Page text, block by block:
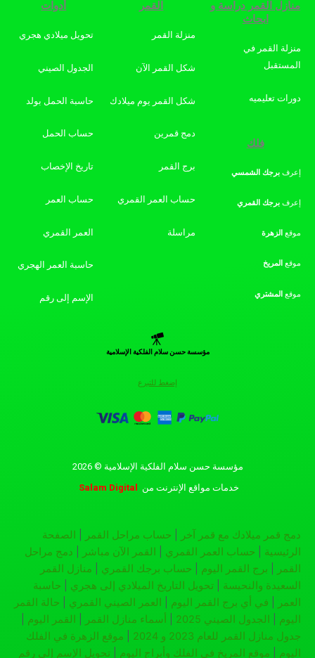
منازل القمر دراسة و
ابحاث
منزلة القمر في
المستقبل
دورات تعليميه
فلك
إعرف برجك الشمسي
إعرف برجك القمري
موقع الزهرة
موقع المريخ
موقع المشتري
القمر
منزلة القمر
شكل القمر الآن
شكل القمر يوم ميلادك
دمج قمرين
برج القمر
حساب العمر القمري
مراسلة
أدوات
تحويل ميلادي هجري
الجدول الصيني
حاسبة الحمل بولد
حساب الحمل
تاريخ الإخصاب
حساب العمر
العمر القمري
حاسبة العمر الهجري
الإسم إلى رقم
مؤسسة حسن سلام الفلكية الإسلامية
إضغط للتبرع
مؤسسة حسن سلام الفلكية الإسلامية © 2026
خدمات مواقع الإنترنت من Salam Digital
دمج قمر ميلادك مع قمر آخر حساب مراحل القمر
الصفحة
الرئيسية
حساب العمر القمري القمر الآن مباشر
دمج مراحل
القمر
برج القمر اليوم حساب برجك القمري
منازل القمر
السعيدة والنحيسة
تحويل التاريخ الميلادي إلى هجري
حاسبة
العمر
في أي برج القمر اليوم العمر الصيني القمري
حالة القمر
اليوم
الجدول الصيني 2025 أسماء منازل القمر القمر اليوم
جدول منازل القمر للعام 2023 و 2024
موقع الزهرة في الفلك
اليوم
موقع المريخ في الفلك وأبراج اليوم تحويل الإسم إلى رقم